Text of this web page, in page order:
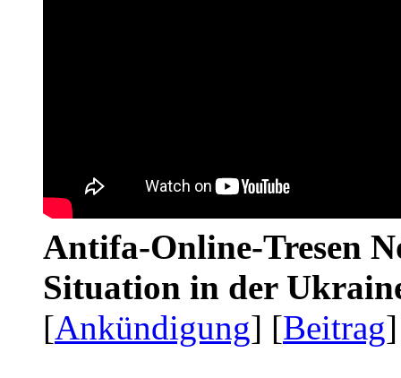
Antifa-Online-Tresen
Situation in der
[Ankündigung] [Beitrag